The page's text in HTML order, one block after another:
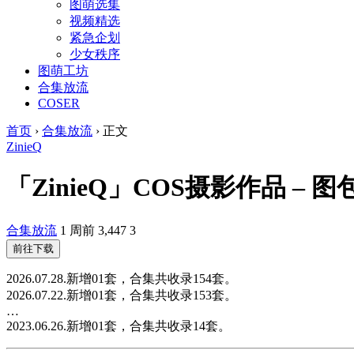
图萌选集
视频精选
紧急企划
少女秩序
图萌工坊
合集放流
COSER
首页 › 合集放流 › 正文
ZinieQ
「ZinieQ」COS摄影作品 – 图
合集放流 1 周前 3,447 3
前往下载
2026.07.28.新增01套，合集共收录154套。
2026.07.22.新增01套，合集共收录153套。
…
2023.06.26.新增01套，合集共收录14套。